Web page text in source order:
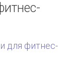
для фитнес-